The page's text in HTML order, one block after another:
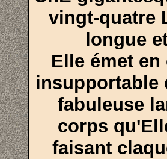
vingt-quatre
longue
Elle émet
insupportable
fabuleuse
corps
faisant